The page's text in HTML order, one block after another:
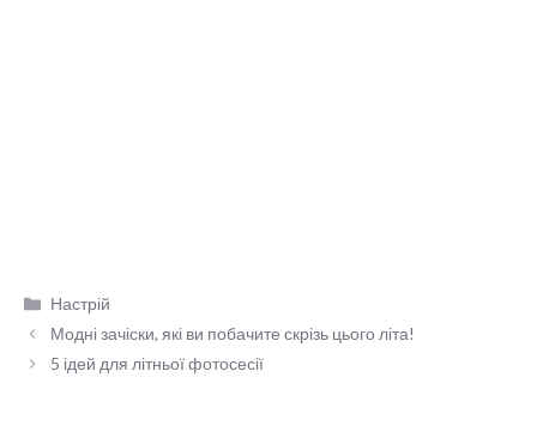
Категорії
Настрій
Модні зачіски, які ви побачите скрізь цього літа!
5 ідей для літньої фотосесії